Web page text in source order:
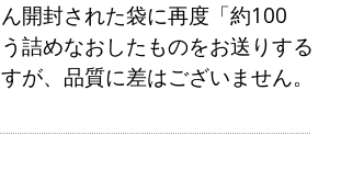
開封された袋に再度「約100
詰めなおしたものをお送りする
が、品質に差はございません。